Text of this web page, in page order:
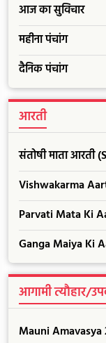
आज का सुविचार
महीना पंचांग
दैनिक पंचांग
आरती
संतोषी माता आरती
Vishwakarma
Parvati Mata Ki
Ganga Maiya Ki
आगामी त्यौहार/
Mauni Amavasya